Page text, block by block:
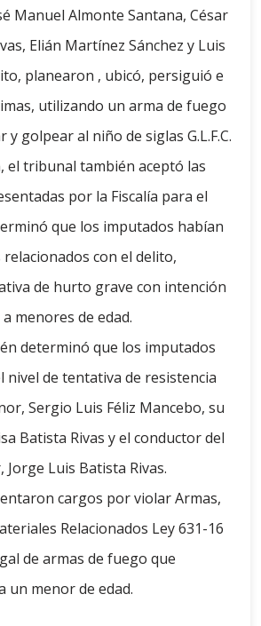
Manuel Almonte Santana, César
Elián Martínez Sánchez y Luis
planearon , ubicó, persiguió e
utilizando un arma de fuego
y golpear al niño de siglas G.L.F.C.
el tribunal también aceptó las
por la Fiscalía para el
que los imputados habían
con el delito,
de hurto grave con intención
menores de edad.
determinó que los imputados
nivel de tentativa de resistencia
Sergio Luis Féliz Mancebo, su
Batista Rivas y el conductor del
Luis Batista Rivas.
cargos por violar Armas,
Relacionados Ley 631-16
de armas de fuego que
un menor de edad.